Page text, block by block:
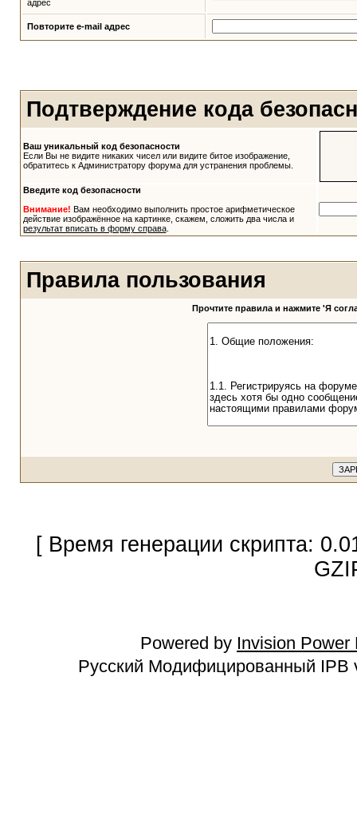
адрес
Повторите e-mail адрес
Подтверждение кода
Ваш уникальный код безопасности
Если Вы не видите никаких чисел или видите битое изображение,
обратитесь к Администратору форума для устранения проблемы.
Введите код безопасности
Внимание! Вам необходимо выполнить простое арифметическое
действие изображённое на картинке, скажем, сложить два числа и
результат вписать в форму справа.
Правила пользования
Прочтите правила и нажмите 'Я
[ Время генерации скрипта:
Powered by Invision Power
Русский Модифицированный IPB